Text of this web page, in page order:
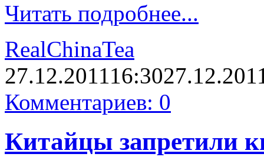
Читать подробнее...
RealChinaTea
27.12.201116:30
Комментариев: 0
Китайцы запретили